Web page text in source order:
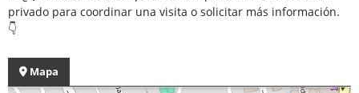
privado para coordinar una visita o solicitar más información.
👇
Mapa